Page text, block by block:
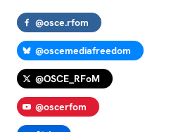
@osce.rfom
@oscemediafreedom
@OSCE_RFoM
@oscerfom